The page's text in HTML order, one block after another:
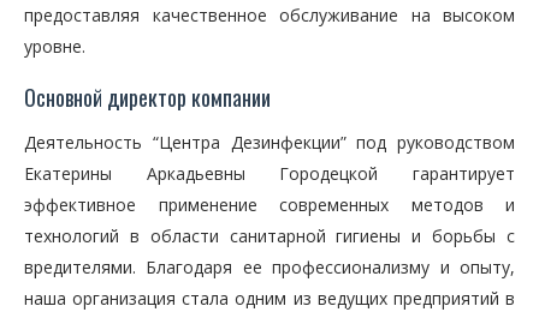
предоставляя качественное обслуживание на высоком
уровне.
Основной директор компании
Деятельность “Центра Дезинфекции” под руководством
Екатерины Аркадьевны Городецкой гарантирует
эффективное применение современных методов и
технологий в области санитарной гигиены и борьбы с
вредителями. Благодаря ее профессионализму и опыту,
наша организация стала одним из ведущих предприятий в